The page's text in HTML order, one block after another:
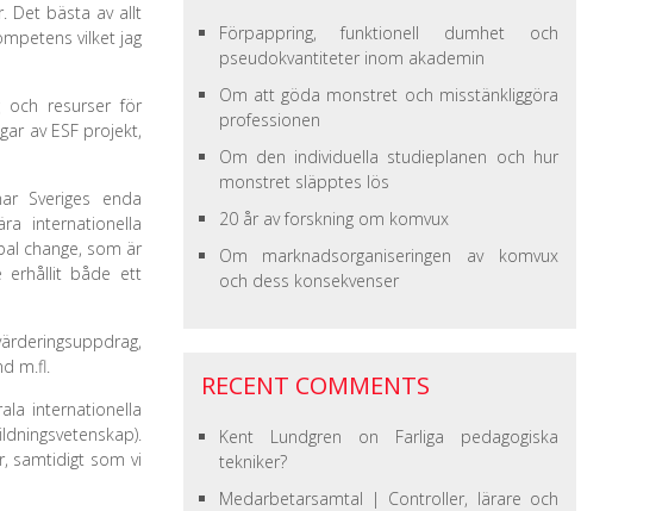
Det bästa av allt
vilket jag
och resurser för
av ESF projekt,
Sveriges enda
internationella
change, som är
erhållit både ett
m.fl.
internationella
samtidigt som vi
Förpappring, funktionell dumhet och
pseudokvantiteter inom akademin
Om att göda monstret och misstänkliggöra
professionen
Om den individuella studieplanen och hur
monstret släpptes lös
20 år av forskning om komvux
Om marknadsorganiseringen av komvux
och dess konsekvenser
RECENT COMMENTS
Kent Lundgren on Farliga pedagogiska
tekniker?
Medarbetarsamtal | Controller, lärare och